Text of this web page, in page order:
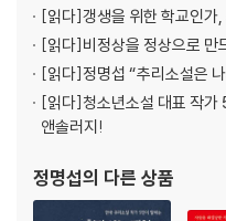
[읽다]갱생을 위한 학교인가
[읽다] 비정상을 정상으로 만
[읽다] 정명섭 “추리소설은
[읽다] 청소년소설 대표 작가
앤솔러지!
정명섭의 다른 상품